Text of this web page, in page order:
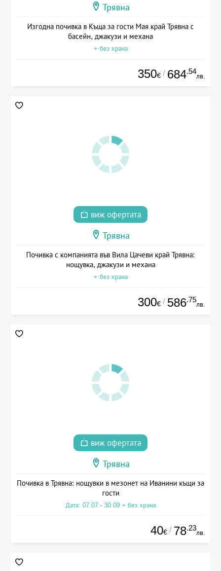
Трявна
Изгодна почивка в Къща за гости Мая край Трявна с
басейн, джакузи и механа
+ без храна
350€ / 684.54
лв.
виж офертата
Трявна
Почивка с компанията във Вила Цачеви край Трявна:
нощувка, джакузи и механа
+ без храна
300€ / 586.75
лв.
виж офертата
Трявна
Почивка в Трявна: нощувки в мезонет на Иванини къщи за
гости
Дата: 07.07 - 30.09 + без храна
40€ / 78.23
лв.